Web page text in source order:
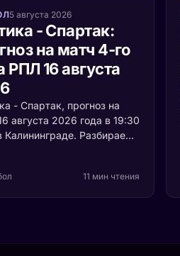
5 августа 2026
- Спартак:
на матч 4-го
РПЛ 16 августа
- Спартак, прогноз на
августа 2026 года в 19:30
Разбираем
калининградцев над11 мин чтения